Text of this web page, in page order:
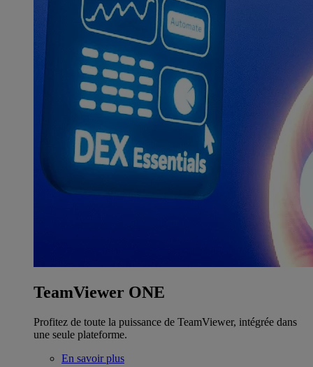
TeamViewer ONE
Profitez de toute la puissance de TeamViewer, intégrée dans
une seule plateforme.
En savoir plus